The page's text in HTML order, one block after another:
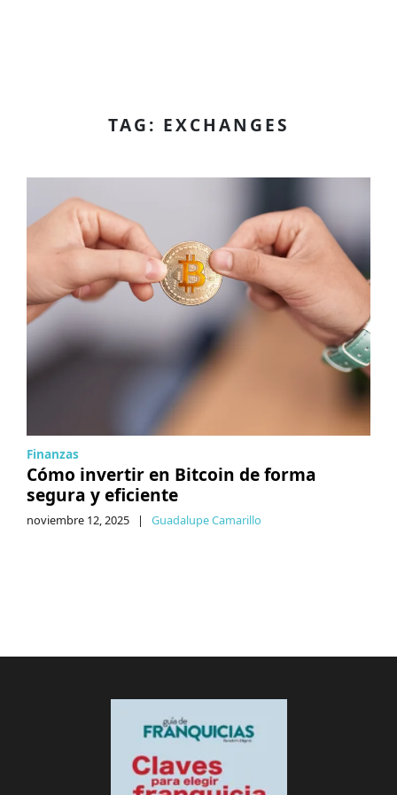
TAG: EXCHANGES
Finanzas
Cómo invertir en Bitcoin de forma
segura y eficiente
noviembre 12, 2025 | Guadalupe Camarillo